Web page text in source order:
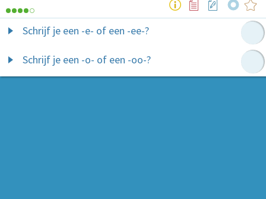
Schrijf je een -e- of een -ee-?
Schrijf je een -o- of een -oo-?